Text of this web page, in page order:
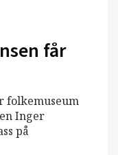
får
folkemuseum
Inger
på